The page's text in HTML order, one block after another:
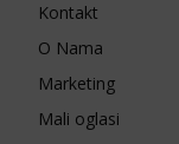
Kontakt
O Nama
Marketing
Mali oglasi